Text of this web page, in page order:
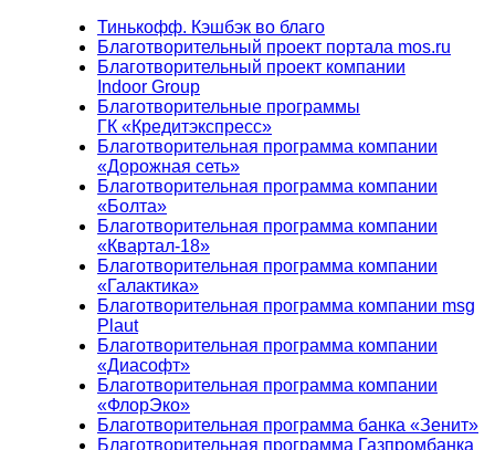
Тинькофф. Кэшбэк во благо
Благотворительный проект портала mos.ru
Благотворительный проект компании
Indoor Group
Благотворительные программы
ГК «Кредитэкспресс»
Благотворительная программа компании
«Дорожная сеть»
Благотворительная программа компании
«Болта»
Благотворительная программа компании
«Квартал-18»
Благотворительная программа компании
«Галактика»
Благотворительная программа компании msg
Plaut
Благотворительная программа компании
«Диасофт»
Благотворительная программа компании
«ФлорЭко»
Благотворительная программа банка «Зенит»
Благотворительная программа Газпромбанка